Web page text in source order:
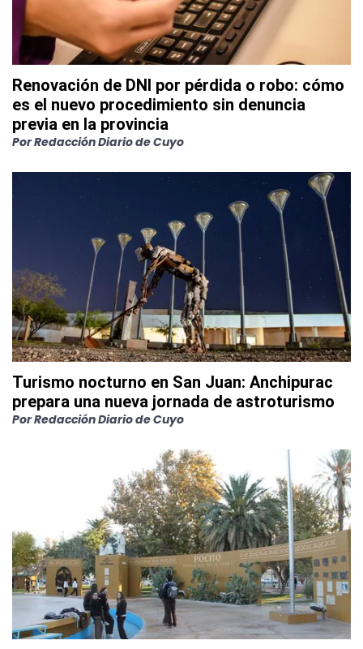
Renovación de DNI por pérdida o robo: cómo
es el nuevo procedimiento sin denuncia
previa en la provincia
PorRedacción Diario de Cuyo
Turismo nocturno en San Juan: Anchipurac
prepara una nueva jornada de astroturismo
PorRedacción Diario de Cuyo